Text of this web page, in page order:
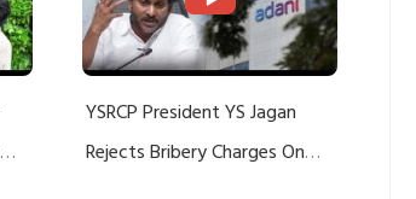
YSRCP President YS Jagan
Rejects Bribery Charges On